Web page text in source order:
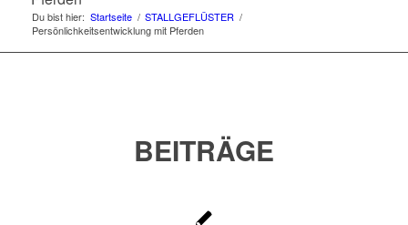
Du bist hier: Startseite / STALLGEFLÜSTER /
Persönlichkeitsentwicklung mit Pferden
BEITRÄGE